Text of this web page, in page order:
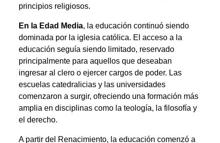
principios religiosos.
En la Edad Media, la educación continuó siendo
dominada por la iglesia católica. El acceso a la
educación seguía siendo limitado, reservado
principalmente para aquellos que deseaban
ingresar al clero o ejercer cargos de poder. Las
escuelas catedralicias y las universidades
comenzaron a surgir, ofreciendo una formación más
amplia en disciplinas como la teología, la filosofía y
el derecho.
A partir del Renacimiento, la educación comenzó a